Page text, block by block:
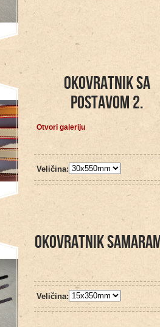
OKOVRATNIK SA
POSTAVOM 2.
Otvori galeriju
Veličina:
OKOVRATNIK
Veličina: